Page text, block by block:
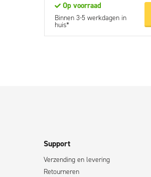
Op voorraad
Binnen 3-5 werkdagen in
huis*
Support
Verzending en levering
Retourneren